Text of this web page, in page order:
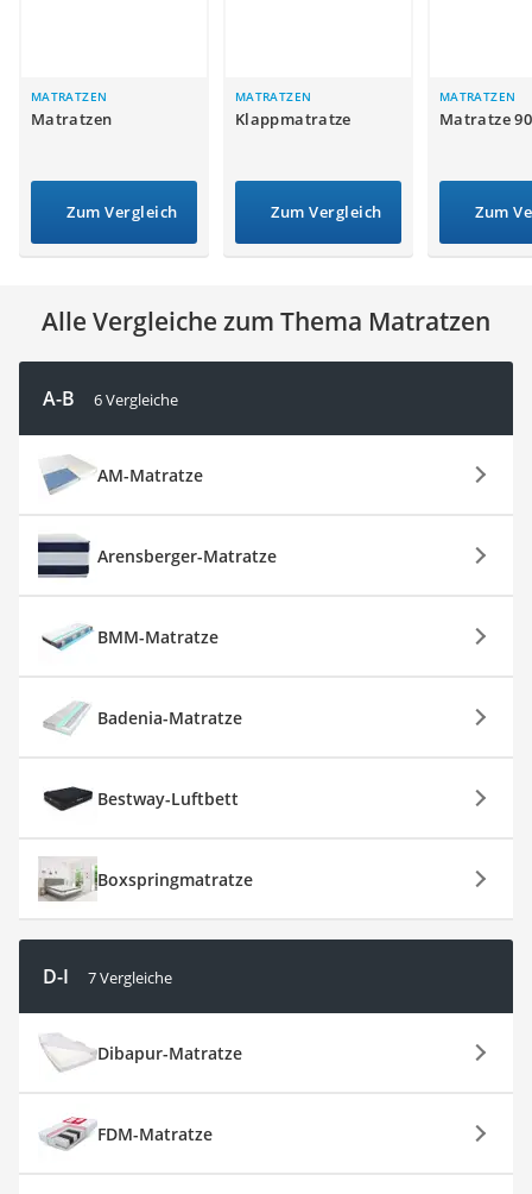
Matratze 90 x 200 cm
Service
MATRATZEN
Matratzen
Zum Vergleich
MATRATZEN
Klappmatratze
Zum Vergleich
MATRATZEN
Matratze
Zum
Alle Vergleiche zum Thema Matratzen
A-B 6 Vergleiche
AM-Matratze
Arensberger-Matratze
BMM-Matratze
Badenia-Matratze
Bestway-Luftbett
Boxspringmatratze
D-I 7 Vergleiche
Dibapur-Matratze
FDM-Matratze